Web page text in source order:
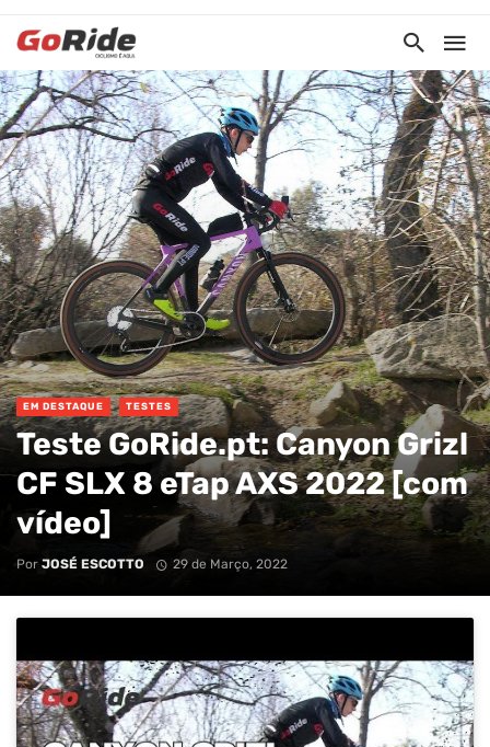
EM DESTAQUE TESTES
Teste GoRide.pt: Canyon Grizl
CF SLX 8 eTap AXS 2022 [com
vídeo]
Por JOSÉ ESCOTTO 29 de Março, 2022